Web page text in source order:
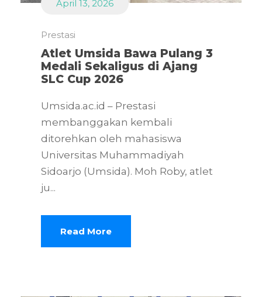
April 13, 2026
Prestasi
Atlet Umsida Bawa Pulang 3
Medali Sekaligus di Ajang
SLC Cup 2026
Umsida.ac.id – Prestasi
membanggakan kembali
ditorehkan oleh mahasiswa
Universitas Muhammadiyah
Sidoarjo (Umsida). Moh Roby, atlet
ju...
Read More